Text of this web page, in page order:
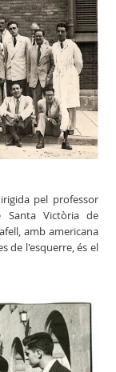
pel professor
Santa Victòria de
amb americana
de l'esquerre, és el